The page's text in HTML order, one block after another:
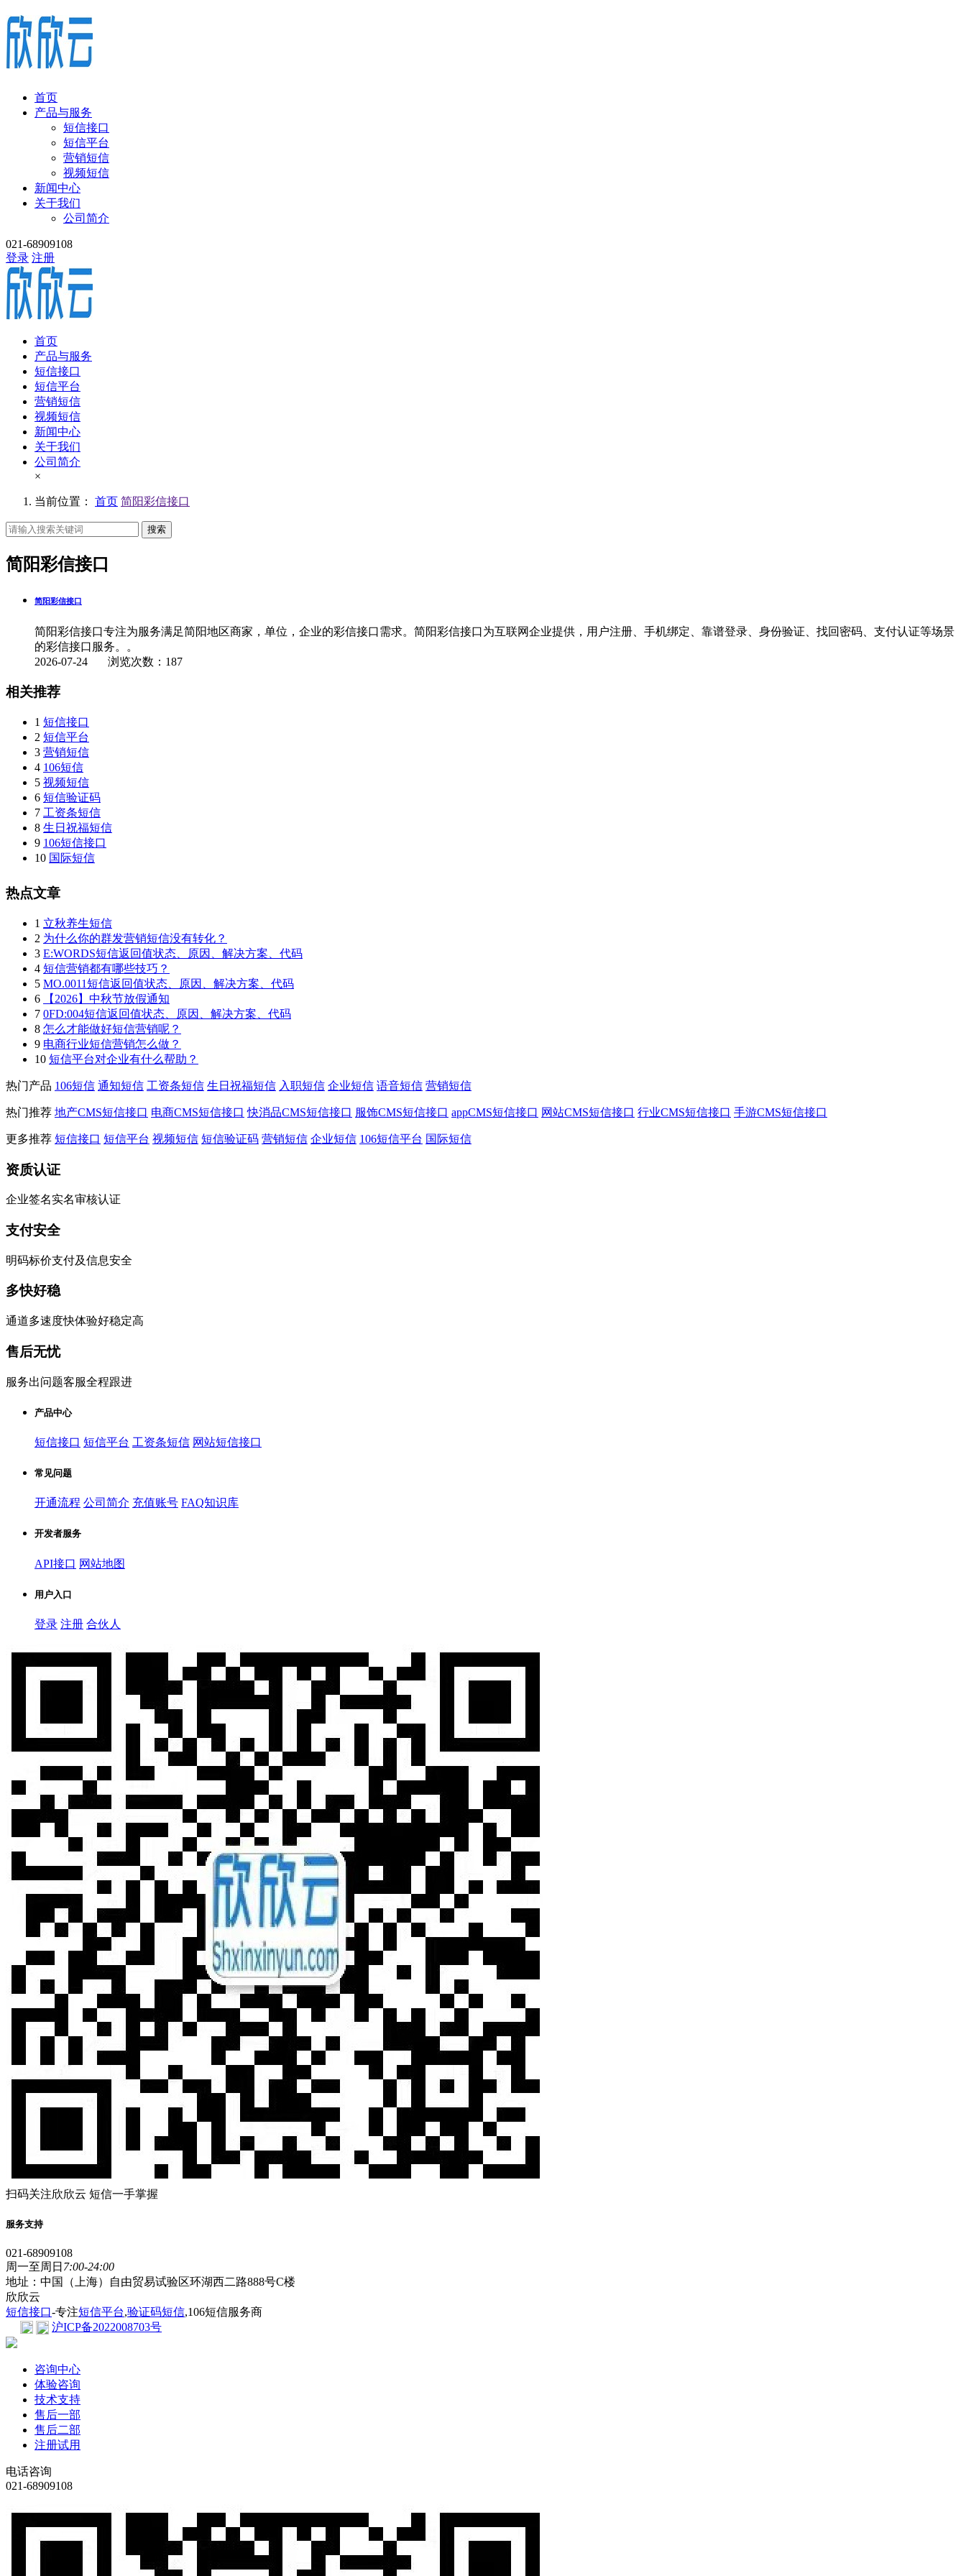
首页
产品与服务
短信接口
短信平台
营销短信
视频短信
新闻中心
关于我们
公司简介
021-68909108
登录 注册
首页
产品与服务
短信接口
短信平台
营销短信
视频短信
新闻中心
关于我们
公司简介
×
当前位置： 首页 简阳彩信接口
搜索
简阳彩信接口
简阳彩信接口
简阳彩信接口专注为服务满足简阳地区商家，单位，企业的彩信接口需求。简阳彩信接口为互联网企业提供，用户注册、手机绑定、靠谱登录、身份验证、找回密码、支付认证等场景
的彩信接口服务。。
2026-07-24 浏览次数：187
相关推荐
1 短信接口
2 短信平台
3 营销短信
4 106短信
5 视频短信
6 短信验证码
7 工资条短信
8 生日祝福短信
9 106短信接口
10 国际短信
热点文章
1 立秋养生短信
2 为什么你的群发营销短信没有转化？
3 E:WORDS短信返回值状态、原因、解决方案、代码
4 短信营销都有哪些技巧？
5 MO.0011短信返回值状态、原因、解决方案、代码
6
【2026】中秋节放假通知
7 0FD:004短信返回值状态、原因、解决方案、代码
8 怎么才能做好短信营销呢？
9 电商行业短信营销怎么做？
10 短信平台对企业有什么帮助？
热门产品 106短信 通知短信 工资条短信 生日祝福短信 入职短信 企业短信 语音短信 营销短信
热门推荐 地产CMS短信接口 电商CMS短信接口 快消品CMS短信接口 服饰CMS短信接口 appCMS短信接口 网站CMS短信接口 行业CMS短信接口 手游CMS短信接口
更多推荐 短信接口 短信平台 视频短信 短信验证码 营销短信 企业短信 106短信平台 国际短信
资质认证
企业签名实名审核认证
支付安全
明码标价支付及信息安全
多快好稳
通道多速度快体验好稳定高
售后无忧
服务出问题客服全程跟进
产品中心
短信接口 短信平台 工资条短信 网站短信接口
常见问题
开通流程 公司简介 充值账号 FAQ知识库
开发者服务
API接口 网站地图
用户入口
登录 注册 合伙人
扫码关注欣欣云 短信一手掌握
服务支持
021-68909108
周一至周日 7:00-24:00
地址：中国（上海）自由贸易试验区环湖西二路888号C楼
欣欣云
短信接口-专注短信平台,验证码短信,106短信服务商
沪ICP备2022008703号
咨询中心
体验咨询
技术支持
售后一部
售后二部
注册试用
电话咨询
021-68909108